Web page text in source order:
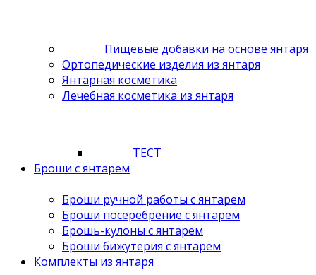
Пищевые добавки на основе янтаря
Ортопедические изделия из янтаря
Янтарная косметика
Лечебная косметика из янтаря
ТЕСТ
Броши с янтарем
Броши ручной работы с янтарем
Броши посеребрение с янтарем
Брошь-кулоны с янтарем
Броши бижутерия с янтарем
Комплекты из янтаря